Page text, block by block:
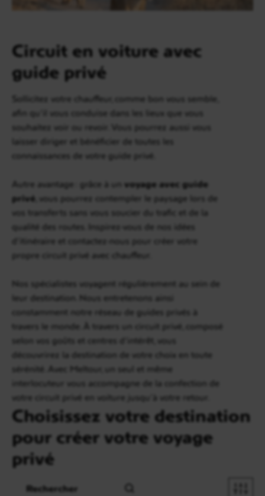
Circuit en voiture avec
guide privé
Sollicitez votre chauffeur, comme bon vous semble,
afin qu’il vous conduise dans les lieux que vous
souhaitez voir ou revoir. Vous pourrez aussi vous
laisser diriger et bénéficier de toutes les
connaissances de votre guide privé.
Autre avantage : grâce à un voyage avec guide
privé , vous pourrez contempler le paysage lors de
vos transferts sans vous soucier du trafic et de la
qualité des routes. Inspirez-vous de nos idées
d’itinéraire et contactez-nous pour créer votre
propre circuit privé avec chauffeur.
Nos spécialistes voyagent régulièrement au sein de
leur destination. Nous entretenons ainsi
constamment notre réseau de guides privés à
travers le monde. À travers un circuit privé, composé
selon vos goûts et centres d’intérêt, vous
découvrirez la destination de votre choix en toute
sérénité. Avec Meltour, un seul et même
interlocuteur vous accompagne de la confection de
votre circuit privé en voiture jusqu’à votre retour.
Choisissez votre destination
pour créer votre voyage
privé
Recherche